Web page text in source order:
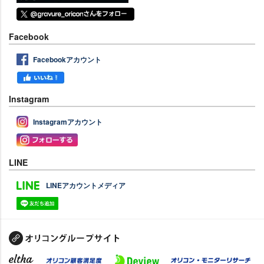
Facebook
Facebookアカウント
Instagram
Instagramアカウント
LINE
LINEアカウントメディア